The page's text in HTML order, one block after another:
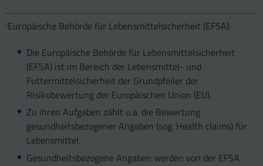
1Europäische Behörde für Lebensmittelsicherheit (EFSA):
Die Europäische Behörde für Lebensmittelsicherheit
(EFSA) ist im Bereich der Lebensmittel- und
Futtermittelsicherheit der Grundpfeiler der
Risikobewertung der Europäischen Union (EU).
Zu ihren Aufgaben zählt u.a. die Bewertung
gesundheitsbezogener Angaben (sog. Health claims) für
Lebensmittel.
Gesundheitsbezogene Angaben werden von der EFSA